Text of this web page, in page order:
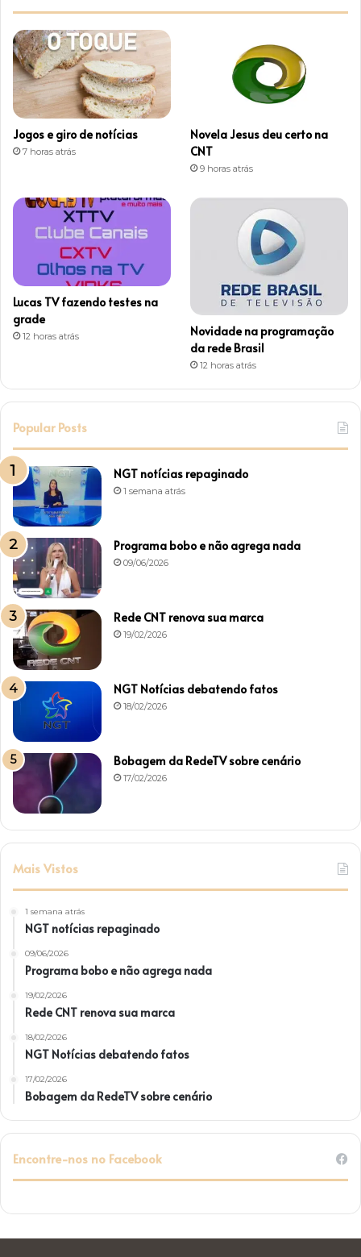
t
a
Jogos e giro de notícias
7 horas atrás
Novela Jesus deu certo na
CNT
9 horas atrás
Lucas TV fazendo testes na
grade
12 horas atrás
Novidade na programação
da rede Brasil
12 horas atrás
Popular Posts
NGT notícias repaginado
1 semana atrás
Programa bobo e não agrega nada
09/06/2026
Rede CNT renova sua marca
19/02/2026
NGT Notícias debatendo fatos
18/02/2026
Bobagem da RedeTV sobre cenário
17/02/2026
Mais Vistos
1 semana atrás
NGT notícias repaginado
09/06/2026
Programa bobo e não agrega nada
19/02/2026
Rede CNT renova sua marca
18/02/2026
NGT Notícias debatendo fatos
17/02/2026
Bobagem da RedeTV sobre cenário
Encontre-nos no Facebook